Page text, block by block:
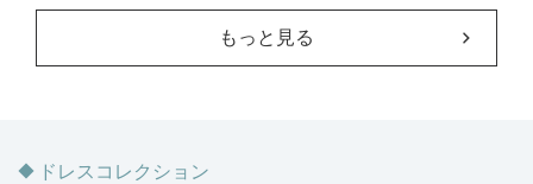
もっと見る
ドレスコレクション